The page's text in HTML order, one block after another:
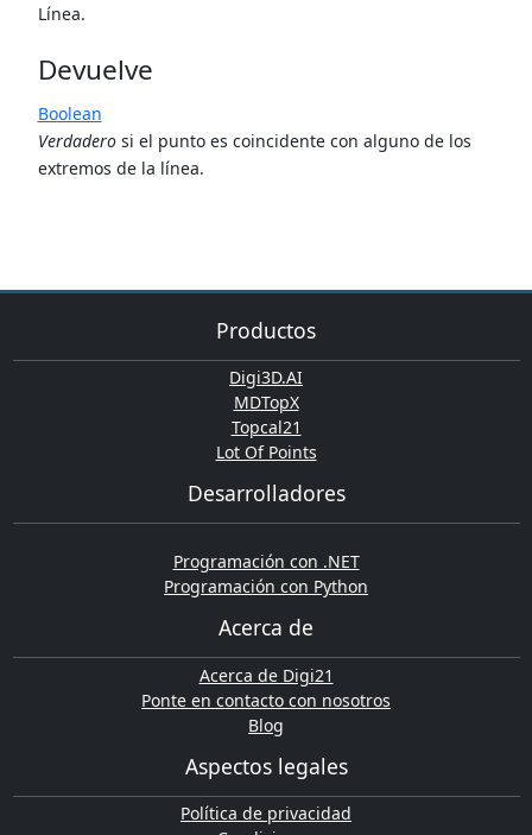
Línea.
Devuelve
Boolean
Verdaderosi el punto es coincidente con alguno de los
extremos de la línea.
Productos
Digi3D.AI
MDTopX
Topcal21
Lot Of Points
Desarrolladores
Programación con .NET
Programación con Python
Acerca de
Acerca de Digi21
Ponte en contacto con nosotros
Blog
Aspectos legales
Política de privacidad